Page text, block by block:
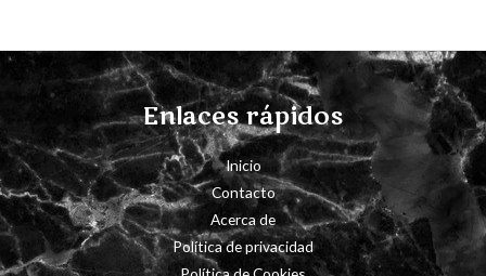
Enlaces rápidos
Inicio
Contacto
Acerca de
Política de privacidad